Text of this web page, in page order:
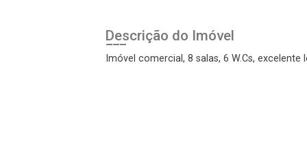
Descrição do Imóvel
Imóvel comercial, 8 salas, 6 W.Cs,
Login